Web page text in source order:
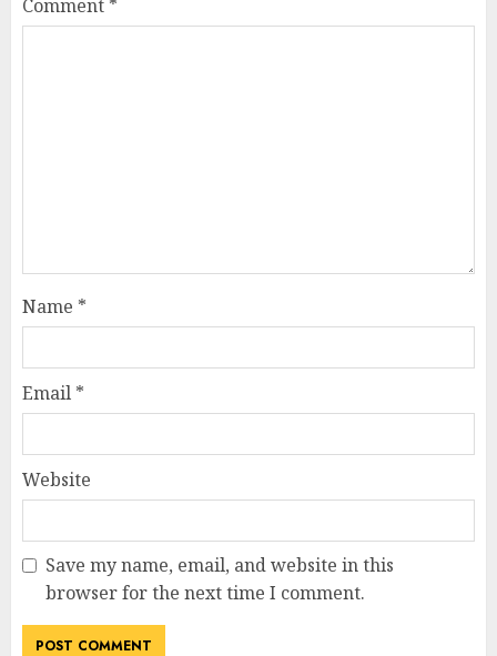
Comment *
Name *
Email *
Website
Save my name, email, and website in this
browser for the next time I comment.